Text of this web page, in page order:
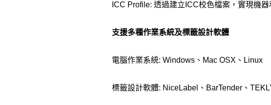
ICC Profile: 透過建立ICC校色檔案，實現機
支援多種作業系統及標籤設計軟體
電腦作業系統: Windows、Mac OSX、Linux
標籤設計軟體: NiceLabel、BarTender、